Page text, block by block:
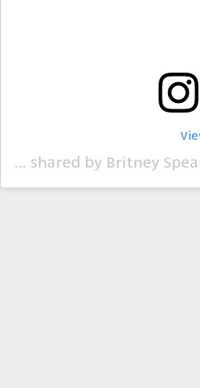
A post shared by Britney Spears (@britneyspears)